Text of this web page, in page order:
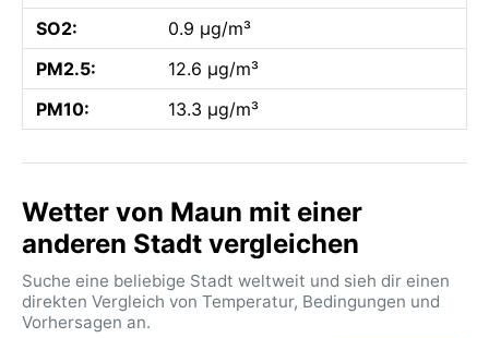
SO2:
0.9 µg/m³
PM2.5:
12.6 µg/m³
PM10:
13.3 µg/m³
Wetter von Maun mit einer
anderen Stadt vergleichen
Suche eine beliebige Stadt weltweit und sieh dir einen
direkten Vergleich von Temperatur, Bedingungen und
Vorhersagen an.